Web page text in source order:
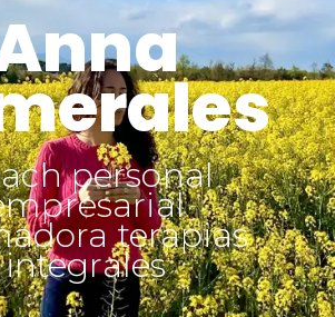
personal
terapias
integrales